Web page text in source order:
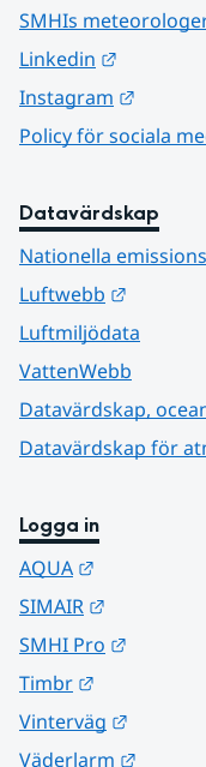
SMHIs
Linkedin
Instagram
Policy för sociala
Datavärdskap
Nationella
Luftwebb
Luftmiljödata
VattenWebb
Datavärdskap,
Datavärdskap för
Logga in
AQUA
SIMAIR
SMHI Pro
Timbr
Vinterväg
Väderlarm